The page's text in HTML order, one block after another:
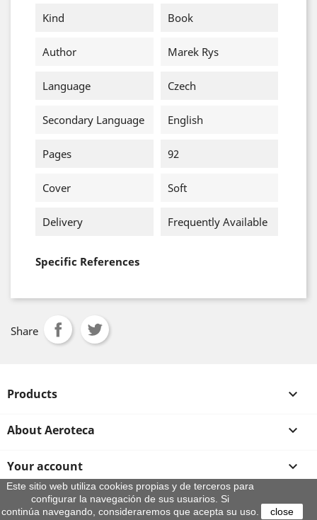
Kind
Book
Author Marek Rys
Language Czech
Secondary Language English
Pages 92
Cover Soft
Delivery Frequently Available
Specific References
Share
Products 
About Aeroteca 
Your account 
Store information
Este sitio web utiliza cookies propias y de terceros para
configurar la navegación de sus usuarios. Si
continúa navegando, consideraremos que acepta su uso.
close